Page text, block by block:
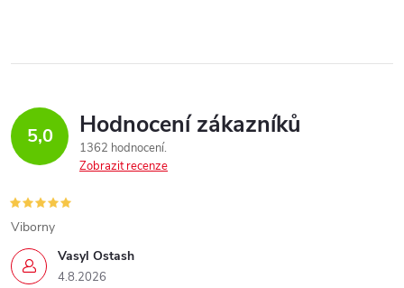
5,0 Hodnocení zákazníků
1362 hodnocení
Zobrazit recenze
Vasyl Ostash
4.8.2026
Viborny